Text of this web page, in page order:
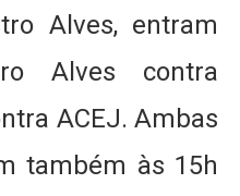
Alves, entram
Alves contra
ACEJ. Ambas
também às 15h